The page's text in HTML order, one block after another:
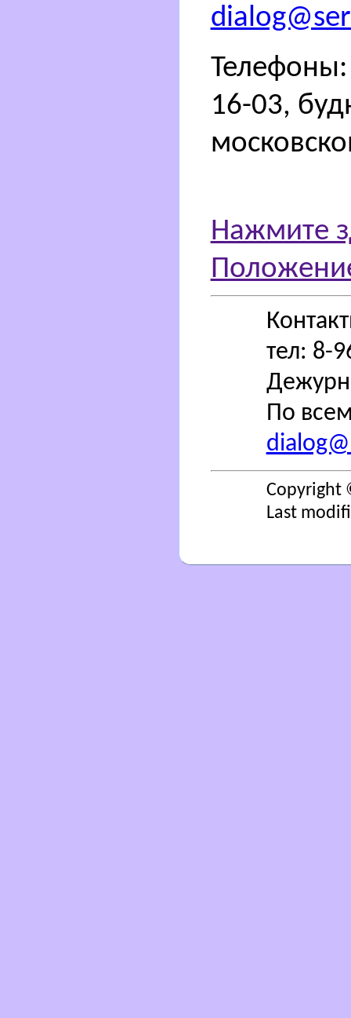
16-03,
Нажмите
тел: 8-
По
Copyright
Last